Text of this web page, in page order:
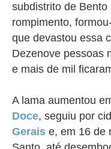
subdistrito de
rompimento,
que devastou essa
Dezenove pessoas
e mais de mil
A lama aumentou
Doce, seguiu por
Gerais e, em 16 de